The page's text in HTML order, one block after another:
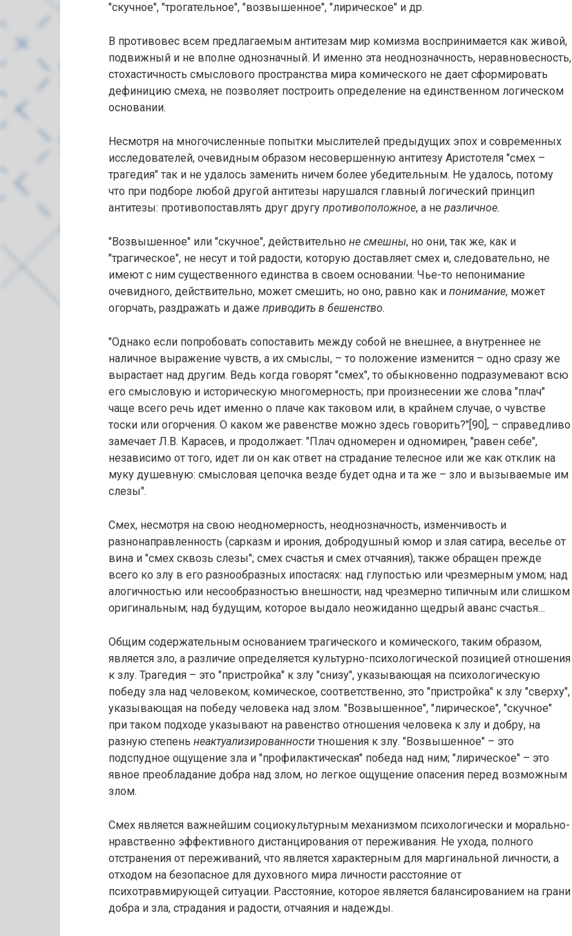
"скучное", "трогательное", "возвышенное", "лирическое" и др.
В противовес всем предлагаемым антитезам мир комизма воспринимается как живой,
подвижный и не вполне однозначный. И именно эта неоднозначность, неравновесность,
стохастичность смыслового пространства мира комического не дает сформировать
дефиницию смеха, не позволяет построить определение на единственном логическом
основании.
Несмотря на многочисленные попытки мыслителей предыдущих эпох и современных
исследователей, очевидным образом несовершенную антитезу Аристотеля "смех –
трагедия" так и не удалось заменить ничем более убедительным. Не удалось, потому
что при подборе любой другой антитезы нарушался главный логический принцип
антитезы: противопоставлять друг другу противоположное, а не различное.
"Возвышенное" или "скучное", действительно не смешны, но они, так же, как и
"трагическое", не несут и той радости, которую доставляет смех и, следовательно, не
имеют с ним существенного единства в своем основании. Чье-то непонимание
очевидного, действительно, может смешить; но оно, равно как и понимание, может
огорчать, раздражать и даже приводить в бешенство.
"Однако если попробовать сопоставить между собой не внешнее, а внутреннее не
наличное выражение чувств, а их смыслы, – то положение изменится – одно сразу же
вырастает над другим. Ведь когда говорят "смех", то обыкновенно подразумевают всю
его смысловую и историческую многомерность; при произнесении же слова "плач"
чаще всего речь идет именно о плаче как таковом или, в крайнем случае, о чувстве
тоски или огорчения. О каком же равенстве можно здесь говорить?"[90], – справедливо
замечает Л.В. Карасев, и продолжает: "Плач одномерен и одномирен, "равен себе",
независимо от того, идет ли он как ответ на страдание телесное или же как отклик на
муку душевную: смысловая цепочка везде будет одна и та же – зло и вызываемые им
слезы".
Смех, несмотря на свою неодномерность, неоднозначность, изменчивость и
разнонаправленность (сарказм и ирония, добродушный юмор и злая сатира, веселье от
вина и "смех сквозь слезы"; смех счастья и смех отчаяния), также обращен прежде
всего ко злу в его разнообразных ипостасях: над глупостью или чрезмерным умом; над
алогичностью или несообразностью внешности; над чрезмерно типичным или слишком
оригинальным; над будущим, которое выдало неожиданно щедрый аванс счастья…
Общим содержательным основанием трагического и комического, таким образом,
является зло, а различие определяется культурно-психологической позицией отношения
к злу. Трагедия – это "пристройка" к злу "снизу", указывающая на психологическую
победу зла над человеком; комическое, соответственно, это "пристройка" к злу "сверху",
указывающая на победу человека над злом. "Возвышенное", "лирическое", "скучное"
при таком подходе указывают на равенство отношения человека к злу и добру, на
разную степень неактуализированности тношения к злу. "Возвышенное" – это
подспудное ощущение зла и "профилактическая" победа над ним; "лирическое" – это
явное преобладание добра над злом, но легкое ощущение опасения перед возможным
злом.
Смех является важнейшим социокультурным механизмом психологически и морально-
нравственно эффективного дистанцирования от переживания. Не ухода, полного
отстранения от переживаний, что является характерным для маргинальной личности, а
отходом на безопасное для духовного мира личности расстояние от
психотравмирующей ситуации. Расстояние, которое является балансированием на грани
добра и зла, страдания и радости, отчаяния и надежды.